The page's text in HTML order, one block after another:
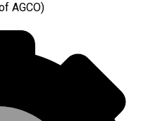
AGCO)